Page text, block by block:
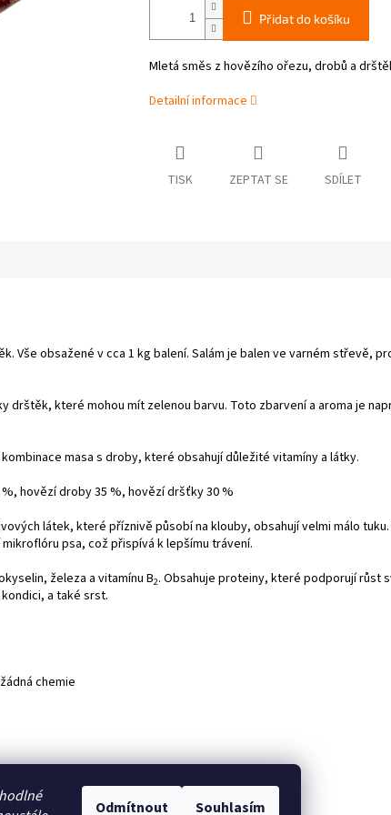
Odmítnout Souhlasím
Přidat do košíku
Mletá směs z hovězího ořezu, drobů a
Detailní informace
TISK ZEPTAT SE SDÍLET
Vše obsažené v cca 1 kg balení. Salám je balen ve varném střevě,
drštěk, které mohou mít zelenou barvu. Toto zbarvení a aroma je
masa s droby, které obsahují důležité vitamíny a látky.
hovězí droby 35 %, hovězí dršťky 30 %
látek, které příznivě působí na klouby, obsahují velmi málo tuku.
psa, což přispívá k lepšímu trávení.
železa a vitamínu B2. Obsahuje proteiny, které podporují růst
a také srst.
chemie